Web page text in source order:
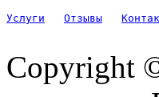
Услуги Отзывы
Copyright